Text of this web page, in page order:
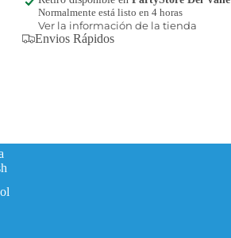
Normalmente está listo en 4 horas
Ver la información de la tienda
Envios Rápidos